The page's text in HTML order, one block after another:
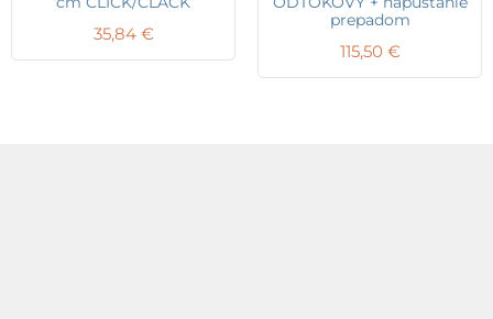
35,84 €
prepadom
115,50 €